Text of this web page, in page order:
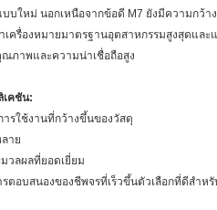
บใหม่ นอกเหนือจากข้อดี M7 ยังมีความกว้
เครื่องหมายมาตรฐานอุตสาหกรรมสูงสุดแ
ณภาพและความน่าเชื่อถือสูง
เคชัน:
รใช้งานที่กว้างขึ้นของวัสดุ
าย
วลผลที่ยอดเยี่ยม
ตอบสนองของชีพจรที่เร็วขึ้นตัวเลือกที่ดีสำห